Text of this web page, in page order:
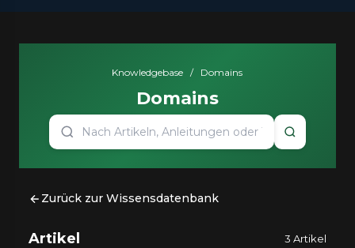
Knowledgebase / Domains
Domains
Zurück zur Wissensdatenbank
Artikel 3 Artikel